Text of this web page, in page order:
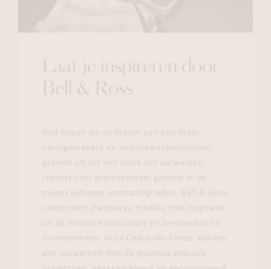
Laat je inspireren door
Bell & Ross
Wat begon als de droom van een team
horlogemakers en luchtvaartspecialisten,
groeide uit tot een merk dat uurwerken
creëert voor professioneel gebruik in de
meest extreme omstandigheden. Bell & Ross
combineert Zwitserse traditie met inspiratie
uit de militaire luchtvaart en aeronautische
instrumenten. In La Chaux-de-Fonds worden
alle uurwerken met de grootste precisie